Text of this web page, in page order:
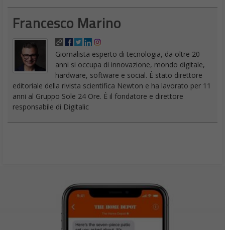
Francesco Marino
Giornalista esperto di tecnologia, da oltre 20
anni si occupa di innovazione, mondo digitale,
hardware, software e social. È stato direttore
editoriale della rivista scientifica Newton e ha lavorato per 11
anni al Gruppo Sole 24 Ore. È il fondatore e direttore
responsabile di Digitalic